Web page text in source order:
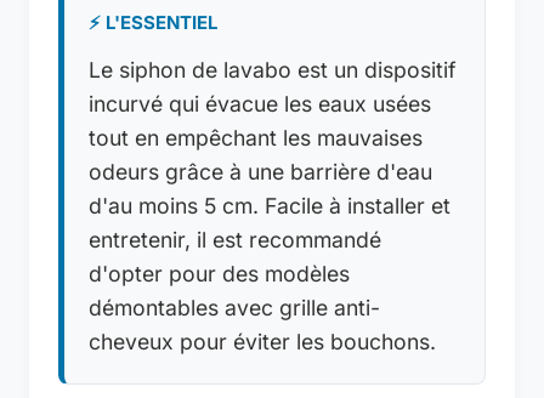
⚡ L'ESSENTIEL
Le siphon de lavabo est un dispositif
incurvé qui évacue les eaux usées
tout en empêchant les mauvaises
odeurs grâce à une barrière d'eau
d'au moins 5 cm. Facile à installer et
entretenir, il est recommandé
d'opter pour des modèles
démontables avec grille anti-
cheveux pour éviter les bouchons.